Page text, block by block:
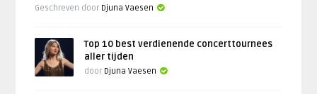
Geschreven door Djuna Vaesen
Top 10 best verdienende concerttournees
aller tijden
door Djuna Vaesen